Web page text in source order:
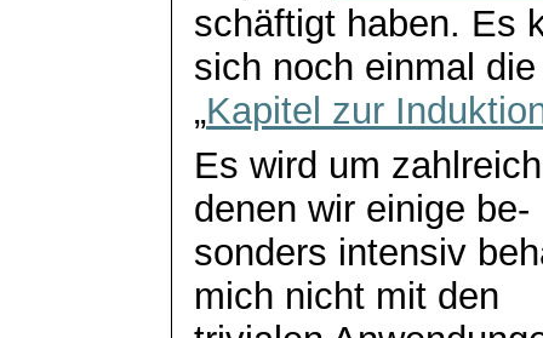
schäftigt haben. Es
sich noch einmal die
„Kapitel zur
Es wird um
denen wir einige be-
sonders intensiv
mich nicht mit den